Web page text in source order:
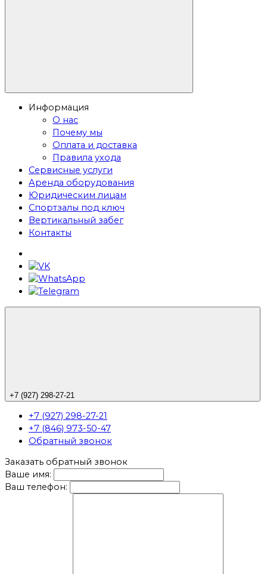
Информация
О нас
Почему мы
Оплата и доставка
Правила ухода
Сервисные услуги
Аренда оборудования
Юридическим лицам
Спортзалы под ключ
Вертикальный забег
Контакты
+7 (927) 298-27-21
+7 (927) 298-27-21
+7 (846) 973-50-47
Обратный звонок
Заказать обратный звонок
Ваше имя:
Ваш телефон: